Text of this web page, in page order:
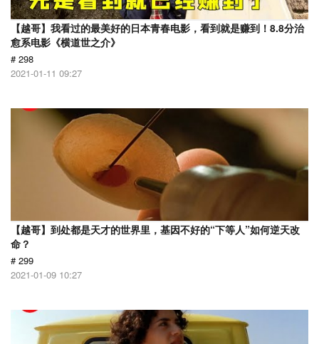
【越哥】我看过的最美好的日本青春电影，看到就是赚到！8.8分治
愈系电影《横道世之介》
# 298
2021-01-11 09:27
【越哥】到处都是天才的世界里，基因不好的“下等人”如何逆天改
命？
# 299
2021-01-09 10:27